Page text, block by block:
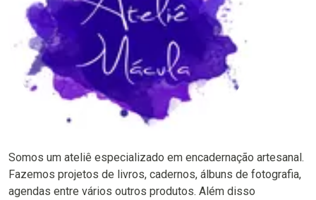
Somos um ateliê especializado em encadernação artesanal.
Fazemos projetos de livros, cadernos, álbuns de fotografia,
agendas entre vários outros produtos. Além disso